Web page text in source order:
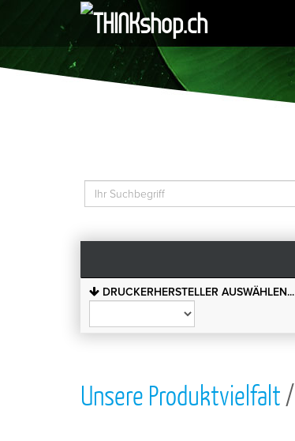
DRUCKERHERSTELLER AUSWÄHLEN...
Unsere Produktvielfalt/